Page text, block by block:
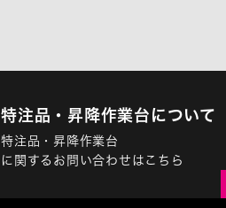
特注品・昇降作業台について
特注品・昇降作業台
に関するお問い合わせはこちら